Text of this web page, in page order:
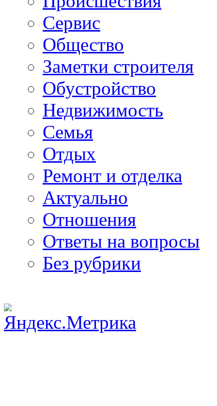
Сервис
Общество
Заметки строителя
Обустройство
Недвижимость
Семья
Отдых
Ремонт и отделка
Актуально
Отношения
Ответы на вопросы
Без рубрики